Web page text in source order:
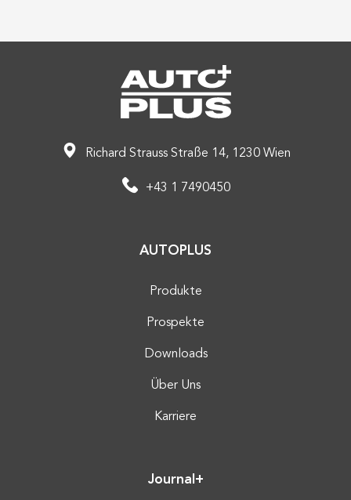
Richard Strauss Straße 14, 1230 Wien
+43 1 7490450
AUTOPLUS
Produkte
Prospekte
Downloads
Über Uns
Karriere
Journal+